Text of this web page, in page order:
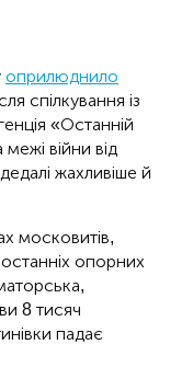
оприлюднило
спілкування із
«Останній
війни від
жахливіше й
московитів,
опорних
8 тисяч
падає